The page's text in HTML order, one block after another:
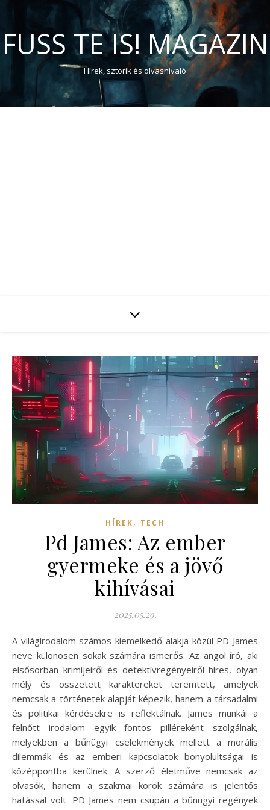
FUSS TE IS! MAGAZIN
Hírek, sztorik és olvasnivaló
HÍREK, TECH
Pd James: Az ember
gyermeke és a jövő
kihívásai
2025.05.29.
A világirodalom számos kiemelkedő alakja közül PD James
neve különösen sokak számára ismerős. Az angol író, aki
elsősorban krimijeiről és detektívregényeiről híres, olyan
mély és összetett karaktereket teremtett, amelyek
nemcsak a történetek alapját képezik, hanem a társadalmi
és politikai kérdésekre is reflektálnak. James munkái a
felnőtt irodalom egyik fontos pilléreként szolgálnak,
melyekben a bűnügyi cselekmények mellett a morális
dilemmák és az emberi kapcsolatok bonyolultságai is
középpontba kerülnek. A szerző életműve nemcsak az
olvasók, hanem a szakmai körök számára is jelentős
hatással volt. PD James nem csupán a bűnügyi regények